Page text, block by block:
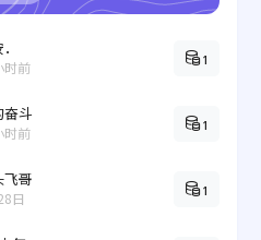
时前 1
奋斗
时前 1
飞哥
日 1